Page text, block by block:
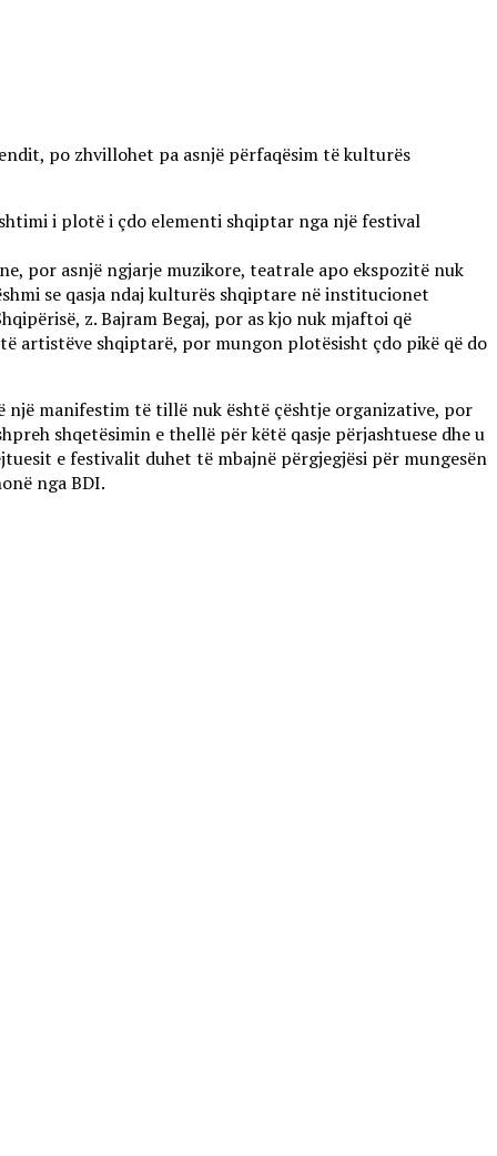
po zhvillohet pa asnjë përfaqësim të kulturës
i plotë i çdo elementi shqiptar nga një festival
por asnjë ngjarje muzikore, teatrale apo ekspozitë nuk
se qasja ndaj kulturës shqiptare në institucionet
z. Bajram Begaj, por as kjo nuk mjaftoi që
artistëve shqiptarë, por mungon plotësisht çdo pikë që do
një manifestim të tillë nuk është çështje organizative, por
shqetësimin e thellë për këtë qasje përjashtuese dhe u
e festivalit duhet të mbajnë përgjegjësi për mungesën
nga BDI.